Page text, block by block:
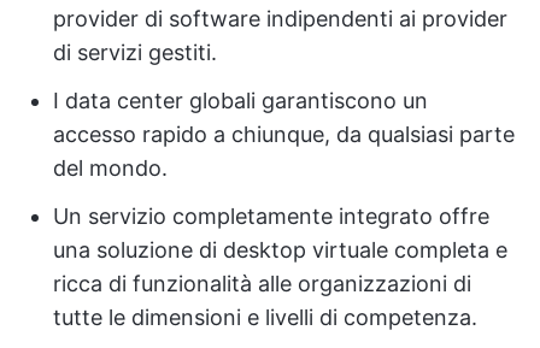
provider di software indipendenti ai provider
di servizi gestiti.
I data center globali garantiscono un
accesso rapido a chiunque, da qualsiasi parte
del mondo.
Un servizio completamente integrato offre
una soluzione di desktop virtuale completa e
ricca di funzionalità alle organizzazioni di
tutte le dimensioni e livelli di competenza.